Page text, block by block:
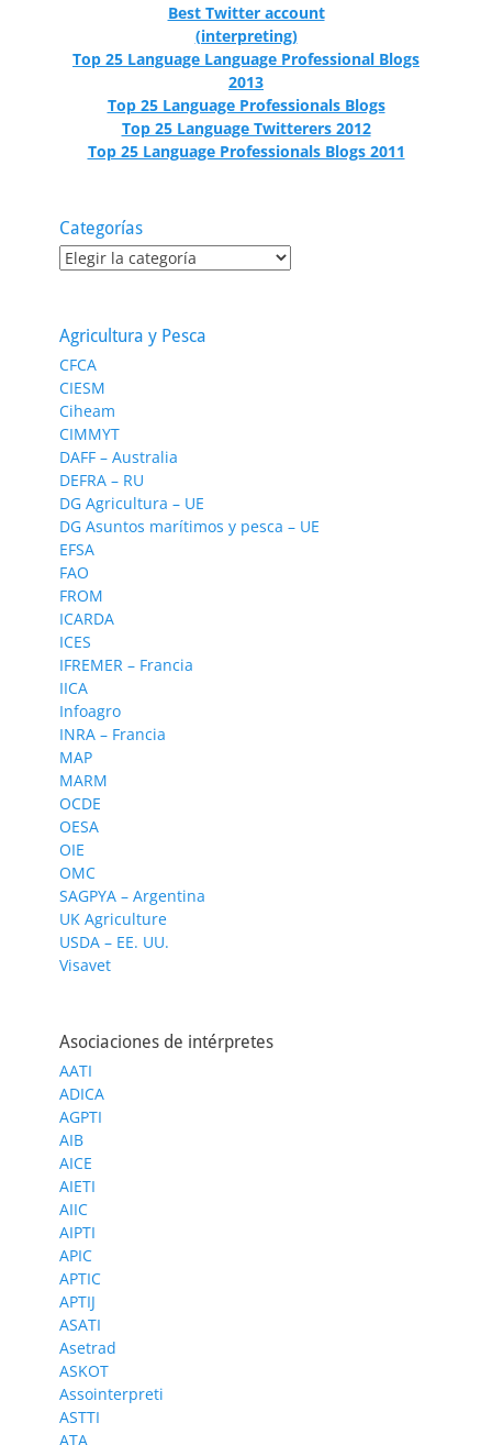
Best Twitter account
(interpreting)
Top 25 Language Language Professional Blogs
2013
Top 25 Language Professionals Blogs
Top 25 Language Twitterers 2012
Top 25 Language Professionals Blogs 2011
Categorías
Categorías
Agricultura y Pesca
CFCA
CIESM
Ciheam
CIMMYT
DAFF – Australia
DEFRA – RU
DG Agricultura – UE
DG Asuntos marítimos y pesca – UE
EFSA
FAO
FROM
ICARDA
ICES
IFREMER – Francia
IICA
Infoagro
INRA – Francia
MAP
MARM
OCDE
OESA
OIE
OMC
SAGPYA – Argentina
UK Agriculture
USDA – EE. UU.
Visavet
Asociaciones de intérpretes
AATI
ADICA
AGPTI
AIB
AICE
AIETI
AIIC
AIPTI
APIC
APTIC
APTIJ
ASATI
Asetrad
ASKOT
Assointerpreti
ASTTI
ATA